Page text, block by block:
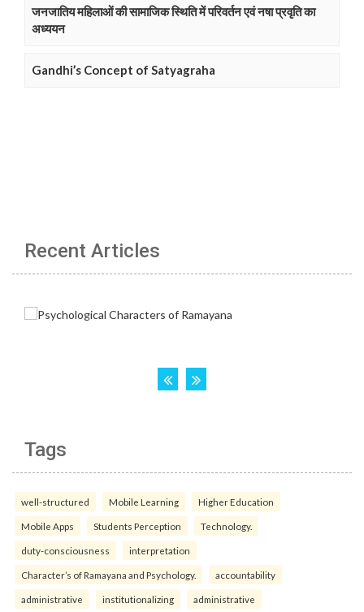
जनजातिय महिलाओं की सामाजिक स्थिति में परिवर्तन एवं नषा प्रवृति का
अध्ययन
Gandhi’s Concept of Satyagraha
Recent Articles
Tags
well-structured Mobile Learning Higher Education
Mobile Apps Students Perception Technology.
duty-consciousness interpretation
Character’s of Ramayana and Psychology. accountability
administrative institutionalizing administrative